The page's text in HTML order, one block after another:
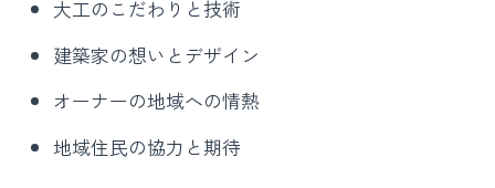
大工のこだわりと技術
建築家の想いとデザイン
オーナーの地域への情熱
地域住民の協力と期待